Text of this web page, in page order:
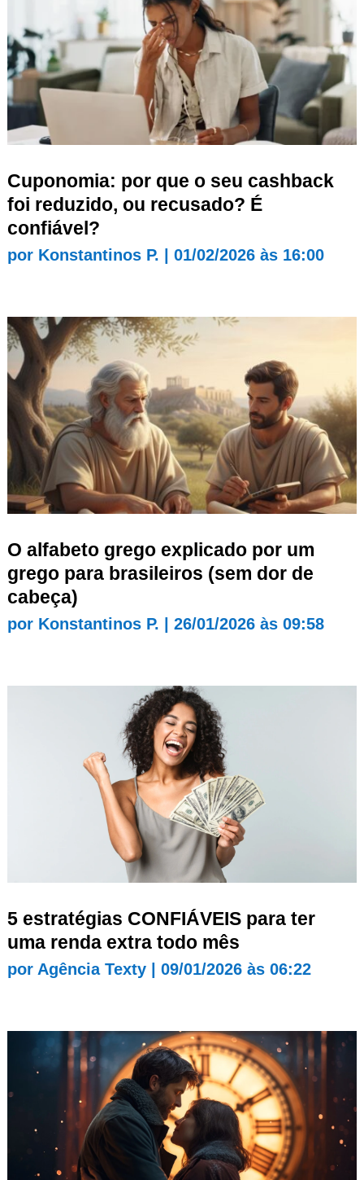
Cuponomia: por que o seu cashback
foi reduzido, ou recusado? É
confiável?
por Konstantinos P. 01/02/2026 às 16:00
O alfabeto grego explicado por um
grego para brasileiros (sem dor de
cabeça)
por Konstantinos P. 26/01/2026 às 09:58
5 estratégias CONFIÁVEIS para ter
uma renda extra todo mês
por Agência Texty| 09/01/2026 às 06:22